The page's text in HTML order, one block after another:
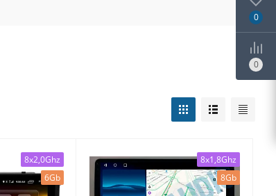
8x2,0Ghz
6Gb
8x1,8Ghz
8Gb
0
0